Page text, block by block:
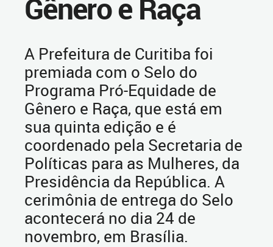
Gênero e Raça
A Prefeitura de Curitiba foi
premiada com o Selo do
Programa Pró-Equidade de
Gênero e Raça, que está em
sua quinta edição e é
coordenado pela Secretaria de
Políticas para as Mulheres, da
Presidência da República. A
cerimônia de entrega do Selo
acontecerá no dia 24 de
novembro, em Brasília.